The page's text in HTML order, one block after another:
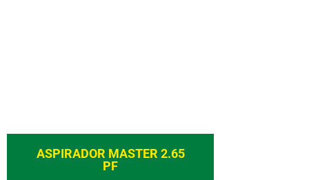
ASPIRADOR MASTER 2.65
PF